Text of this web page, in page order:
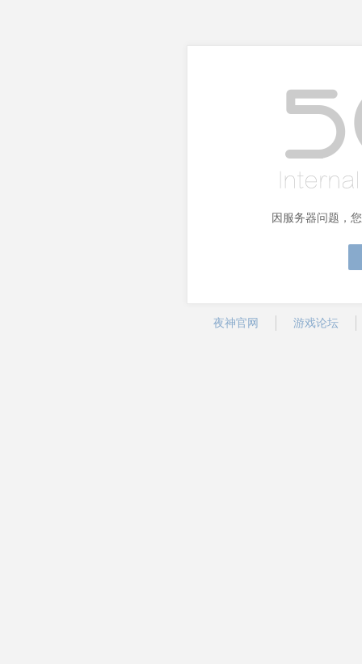
因服务器问题，
夜神官网 游戏论坛